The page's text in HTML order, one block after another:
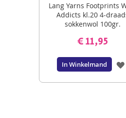
Lang Yarns Footprints
Addicts kl.20 4-
sokkenwol 100gr.
€ 11,95
In Winkelmand